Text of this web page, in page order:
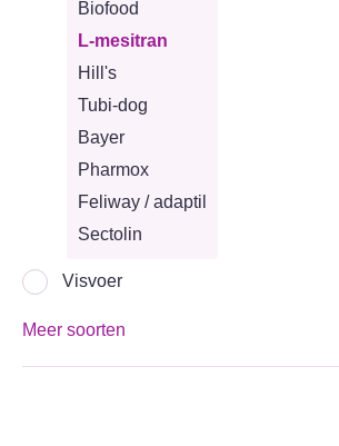
Biofood
L-mesitran
Hill's
Tubi-dog
Bayer
Pharmox
Feliway / adaptil
Sectolin
Visvoer
Meer soorten